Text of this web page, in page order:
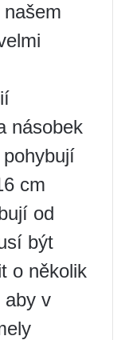
násobek
cm
od
být
o několik
aby v